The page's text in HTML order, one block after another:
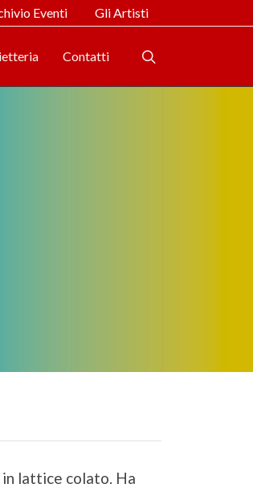
Eventi Gli Artisti
Contatti
lattice colato. Ha